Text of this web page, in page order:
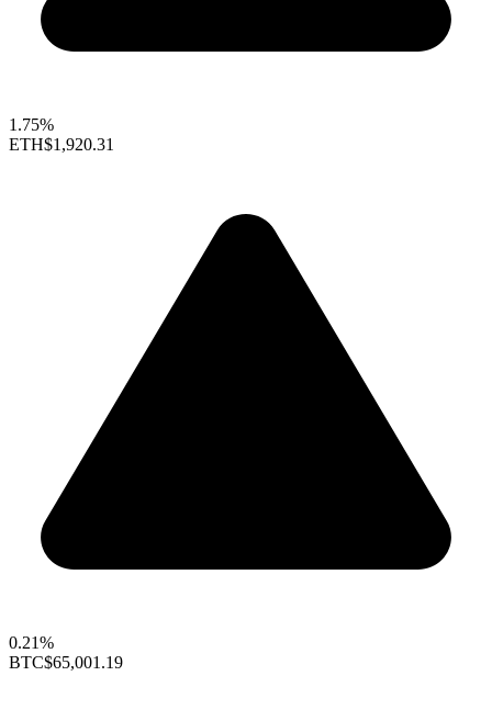
1.75%
ETH$1,920.31
0.21%
BTC$65,001.19